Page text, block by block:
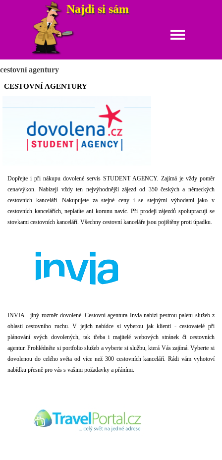
www.najdisisam.
Najdi si sám
cestovní agentury
CESTOVNÍ AGENTURY
Dopřejte i při nákupu dovolené servis STUDENT AGENCY. Zajímá je vždy poměr
cena/výkon. Nabízejí vždy ten nejvýhodnější zájezd od 350 českých a německých
cestovních kanceláří.Nakupujete za stejné ceny i se stejnými výhodami jako v
cestovních kancelářích, neplatíte ani korunu navíc.Při prodeji zájezdů spolupracují se
stovkami cestovních kanceláří. Všechny cestovní kanceláře jsou pojištěny proti úpadku.
INVIA - jiný rozměr dovolené.Cestovní agentura Invia nabízí pestrou paletu služeb z
oblasti cestovního ruchu. V jejich nabídce si vyberou jak klienti - cestovatelé při
plánování svých dovolených, tak třeba i majitelé webových stránek či cestovních
agentur. Prohlédněte si portfolio služeb a vyberte si službu, která Vás zajímá.Vyberte si
dovolenou do celého světa od více než 300 cestovních kanceláří.Rádi vám vyhotoví
nabídku přesně pro vás s vašimi požadavky a přáními.